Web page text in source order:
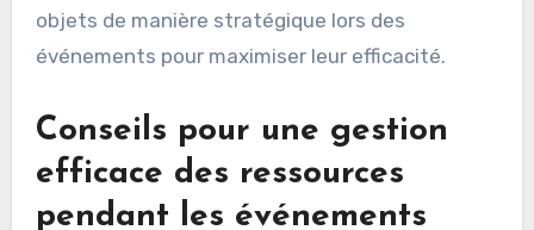
objets de manière stratégique lors des
événements pour maximiser leur efficacité.
Conseils pour une gestion
efficace des ressources
pendant les événements